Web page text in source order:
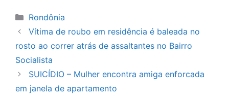
Categorias
Rondônia
Vítima de roubo em residência é baleada no
rosto ao correr atrás de assaltantes no Bairro
Socialista
SUICÍDIO – Mulher encontra amiga enforcada
em janela de apartamento